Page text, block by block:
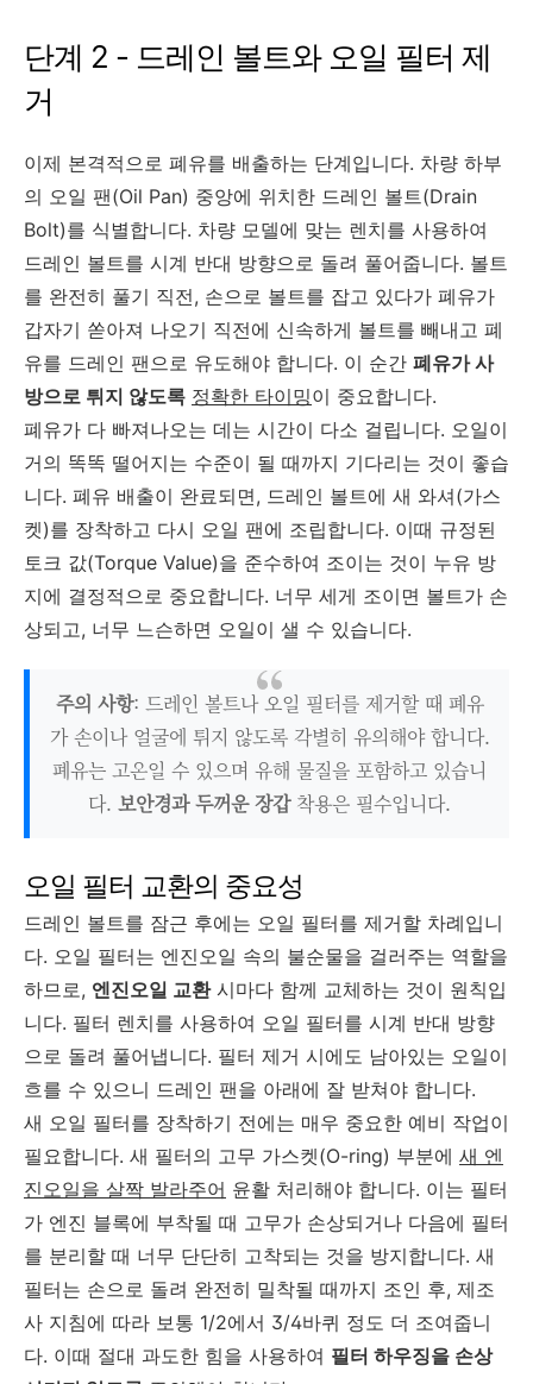
단계 2 - 드레인 볼트와 오일 필터 제
거
이제 본격적으로 폐유를 배출하는 단계입니다. 차량 하부
의 오일 팬(Oil Pan) 중앙에 위치한 드레인 볼트(Drain
Bolt)를 식별합니다. 차량 모델에 맞는 렌치를 사용하여
드레인 볼트를 시계 반대 방향으로 돌려 풀어줍니다. 볼트
를 완전히 풀기 직전, 손으로 볼트를 잡고 있다가 폐유가
갑자기 쏟아져 나오기 직전에 신속하게 볼트를 빼내고 폐
유를 드레인 팬으로 유도해야 합니다. 이 순간 폐유가 사
방으로 튀지 않도록 정확한 타이밍이 중요합니다.
폐유가 다 빠져나오는 데는 시간이 다소 걸립니다. 오일이
거의 똑똑 떨어지는 수준이 될 때까지 기다리는 것이 좋습
니다. 폐유 배출이 완료되면, 드레인 볼트에 새 와셔(가스
켓)를 장착하고 다시 오일 팬에 조립합니다. 이때 규정된
토크 값(Torque Value)을 준수하여 조이는 것이 누유 방
지에 결정적으로 중요합니다. 너무 세게 조이면 볼트가 손
상되고, 너무 느슨하면 오일이 샐 수 있습니다.
주의 사항: 드레인 볼트나 오일 필터를 제거할 때 폐유
가 손이나 얼굴에 튀지 않도록 각별히 유의해야 합니다.
폐유는 고온일 수 있으며 유해 물질을 포함하고 있습니
다. 보안경과 두꺼운 장갑착용은 필수입니다.
오일 필터 교환의 중요성
드레인 볼트를 잠근 후에는 오일 필터를 제거할 차례입니
다. 오일 필터는 엔진오일 속의 불순물을 걸러주는 역할을
하므로, 엔진오일 교환시마다 함께 교체하는 것이 원칙입
니다. 필터 렌치를 사용하여 오일 필터를 시계 반대 방향
으로 돌려 풀어냅니다. 필터 제거 시에도 남아있는 오일이
흐를 수 있으니 드레인 팬을 아래에 잘 받쳐야 합니다.
새 오일 필터를 장착하기 전에는 매우 중요한 예비 작업이
필요합니다. 새 필터의 고무 가스켓(O-ring) 부분에 새 엔
진오일을 살짝 발라주어 윤활 처리해야 합니다. 이는 필터
가 엔진 블록에 부착될 때 고무가 손상되거나 다음에 필터
를 분리할 때 너무 단단히 고착되는 것을 방지합니다. 새
필터는 손으로 돌려 완전히 밀착될 때까지 조인 후, 제조
사 지침에 따라 보통 1/2에서 3/4바퀴 정도 더 조여줍니
다. 이때 절대 과도한 힘을 사용하여 필터 하우징을 손상